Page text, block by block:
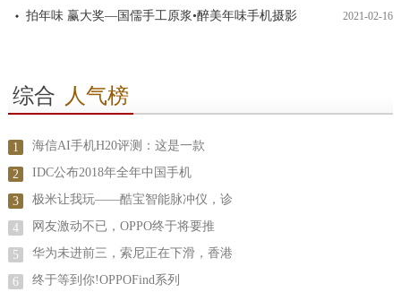
拍年味 赢大奖—国儒手工原浆•醉美年味手机摄影 2021-02-16
综合 人气榜
1 海信AI手机H20评测：这是一款
2 IDC公布2018年全年中国手机
3 极米让我玩——酷宝智能脉冲仪，诊
4 网友激动不已，OPPO终于将要推
5 华为未进前三，索尼正在下滑，香港
6 终于等到你!OPPOFind系列